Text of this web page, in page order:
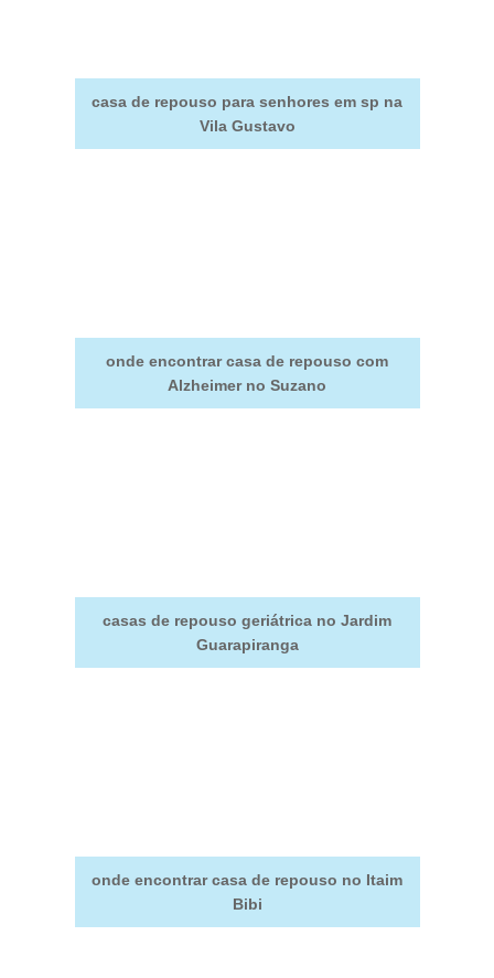
casa de repouso para senhores em sp na
Vila Gustavo
onde encontrar casa de repouso com
Alzheimer no Suzano
casas de repouso geriátrica no Jardim
Guarapiranga
onde encontrar casa de repouso no Itaim
Bibi